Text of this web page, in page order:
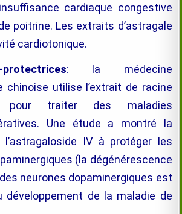
cardiaque congestive
poitrine. Les extraits d’astragale
cardiotonique.
protectrices: la médecine
chinoise utilise l’extrait de racine
pour traiter des maladies
Une étude a montré la
IV à protéger les
(la dégénérescence
neurones dopaminergiques est
développement de la maladie de